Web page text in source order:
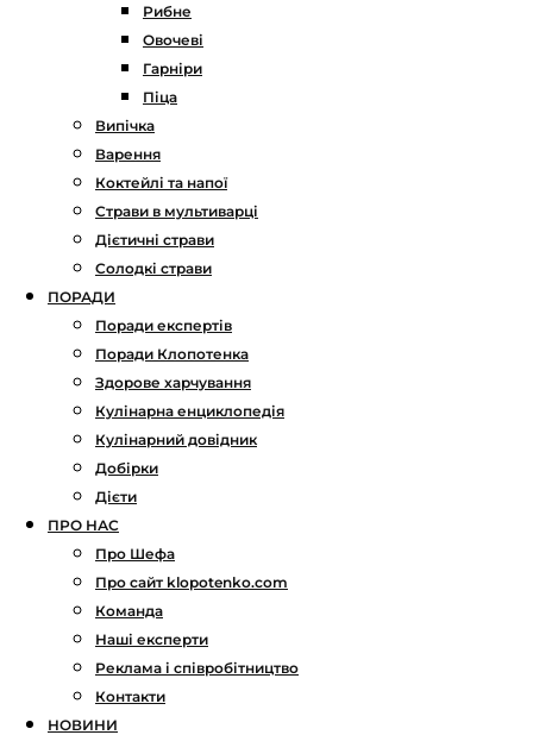
Рибне
Овочеві
Гарніри
Піца
Випічка
Варення
Коктейлі та напої
Страви в мультиварці
Дієтичні страви
Солодкі страви
ПОРАДИ
Поради експертів
Поради Клопотенка
Здорове харчування
Кулінарна енциклопедія
Кулінарний довідник
Добірки
Дієти
ПРО НАС
Про Шефа
Про сайт klopotenko.com
Команда
Наші експерти
Реклама і співробітництво
Контакти
НОВИНИ